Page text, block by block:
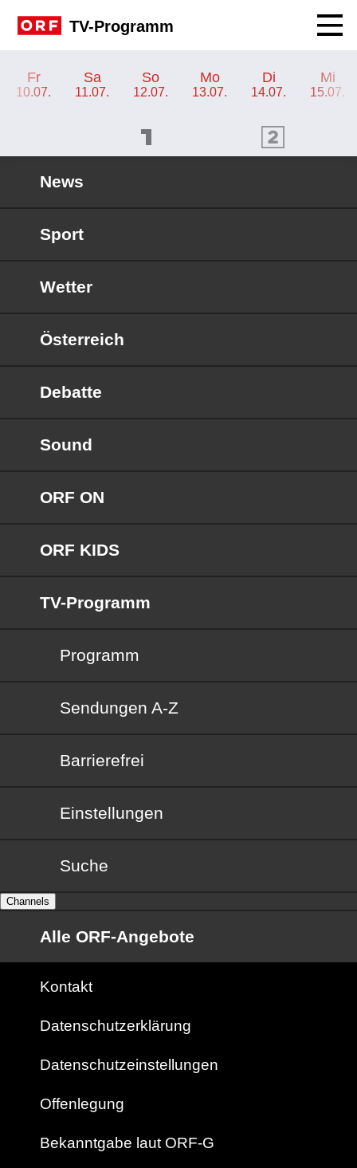
TV-Programm
Fr
10.07.
Sa
11.07.
So
12.07.
Mo
13.07.
Di
14.07.
Mi
15.07.
ORF 2 Programm
News
Sport
Wetter
Österreich
Debatte
Sound
ORF ON
ORF KIDS
TV-Programm
Programm
Sendungen von A bis Z
Sendungen A-Z
Barrierefrei
Barrierefrei
Einstellungen
Suche
Channels
Alle ORF-Angebote
Kontakt
Datenschutzerklärung
Datenschutzeinstellungen
Offenlegung
Bekanntgabe laut ORF-G